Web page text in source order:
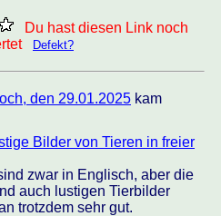
Du hast diesen Link noch
Defekt?
den 29.01.2025 kam
Bilder von Tieren in freier
zwar in Englisch, aber die
auch lustigen Tierbilder
trotzdem sehr gut.